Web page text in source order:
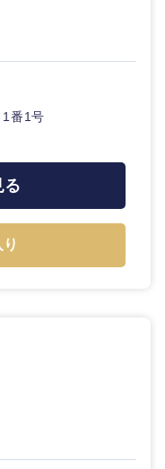
熊本県
番1号
る